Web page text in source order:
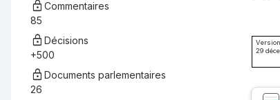
Commentaires
85
Décisions
+500
Documents parlementaires
26
Version
29